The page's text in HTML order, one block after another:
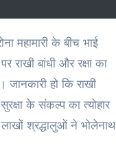
राखी बांधी और रक्षा का
जानकारी हो कि राखी
के संकल्प का त्योहार
लाखों श्रद्धालुओं ने भोलेनाथ